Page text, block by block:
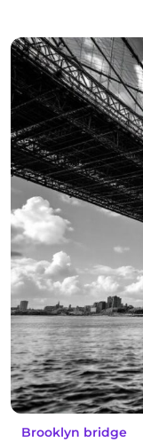
Brooklyn bridge